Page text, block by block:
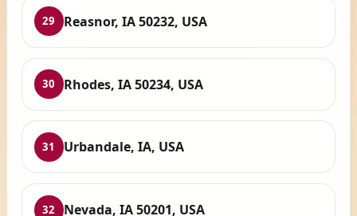
29 Reasnor, IA 50232, USA
30 Rhodes, IA 50234, USA
31 Urbandale, IA, USA
32 Nevada, IA 50201, USA